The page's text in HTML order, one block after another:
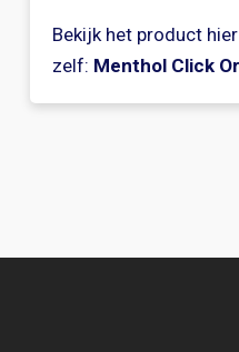
Bekijk het product
zelf: Menthol Click